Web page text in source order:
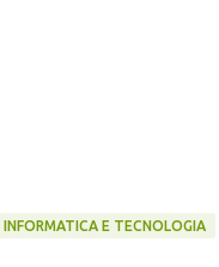
INFORMATICA E TECNOLOGIA